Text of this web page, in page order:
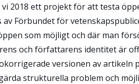
2018 ett projekt för att testa
Förbundet för
som möjligt och där man
och författarens identitet är
versionen av artikeln
strukturella problem och